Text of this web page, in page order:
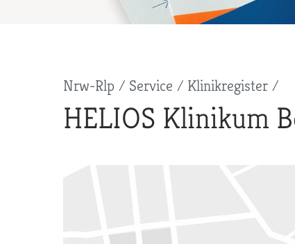
Pfadnavigation
Nrw-Rlp Service Klinikregister
HELIOS Klinikum